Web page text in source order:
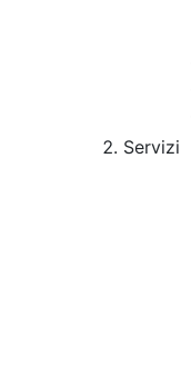
Servizi